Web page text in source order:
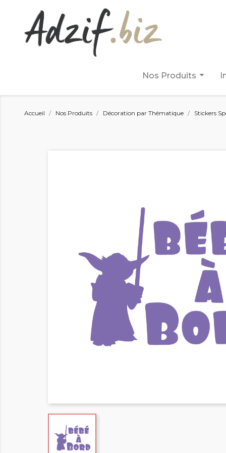
arrow_drop_down
Nos Produits
Accueil Nos Produits Décoration par Thématique Stickers